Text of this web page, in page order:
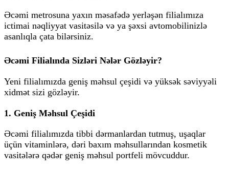
Əcəmi metrosuna yaxın məsafədə yerləşən filialımıza
ictimai nəqliyyat vasitəsilə və ya şəxsi avtomobilinizlə
asanlıqla çata bilərsiniz.
Əcəmi Filialında Sizləri Nələr Gözləyir?
Yeni filialımızda geniş məhsul çeşidi və yüksək səviyyəli
xidmət sizi gözləyir.
1. Geniş Məhsul Çeşidi
Əcəmi filialımızda tibbi dərmanlardan tutmuş, uşaqlar
üçün vitaminlərə, dəri baxım məhsullarından kosmetik
vasitələrə qədər geniş məhsul portfeli mövcuddur.